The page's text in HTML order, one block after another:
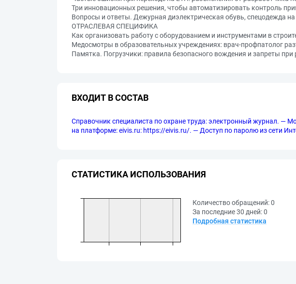
Три инновационных решения, чтобы автоматизировать контроль
Вопросы и ответы. Дежурная диэлектрическая обувь, спецодежда
ОТРАСЛЕВАЯ СПЕЦИФИКА
Как организовать работу с оборудованием и инструментами в
Медосмотры в образовательных учреждениях: врач-профпатолог
Памятка. Погрузчики: правила безопасного вождения и запреты при
ВХОДИТ В СОСТАВ
Справочник специалиста по охране труда: электронный журнал. —
на платформе: eivis.ru: https://eivis.ru/. — Доступ по паролю из сети
СТАТИСТИКА ИСПОЛЬЗОВАНИЯ
Количество обращений:0
За последние 30 дней:0
Подробная статистика